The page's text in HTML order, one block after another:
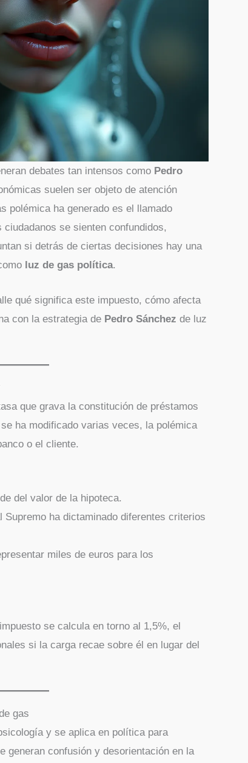
debates tan intensos como Pedro
suelen ser objeto de atención
polémica ha generado es el llamado
ciudadanos se sienten confundidos,
si detrás de ciertas decisiones hay una
luz de gas política.
qué significa este impuesto, cómo afecta
con la estrategia de Pedro Sánchez de luz
que grava la constitución de préstamos
ha modificado varias veces, la polémica
o el cliente.
del valor de la hipoteca.
Supremo ha dictaminado diferentes criterios
miles de euros para los
se calcula en torno al 1,5%, el
si la carga recae sobre él en lugar del
gas
y se aplica en política para
generan confusión y desorientación en la